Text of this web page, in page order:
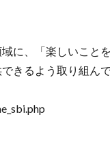
に、「楽しいこと
きるよう取り組ん